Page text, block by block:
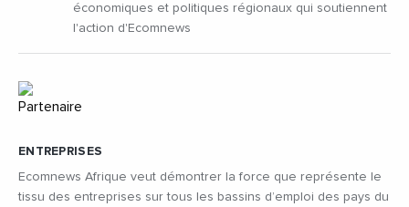
ENTREPRISES
Ecomnews Afrique veut démontrer la force que représente le
tissu des entreprises sur tous les bassins d’emploi des pays du
économiques et politiques régionaux qui soutiennent
l'action d'Ecomnews